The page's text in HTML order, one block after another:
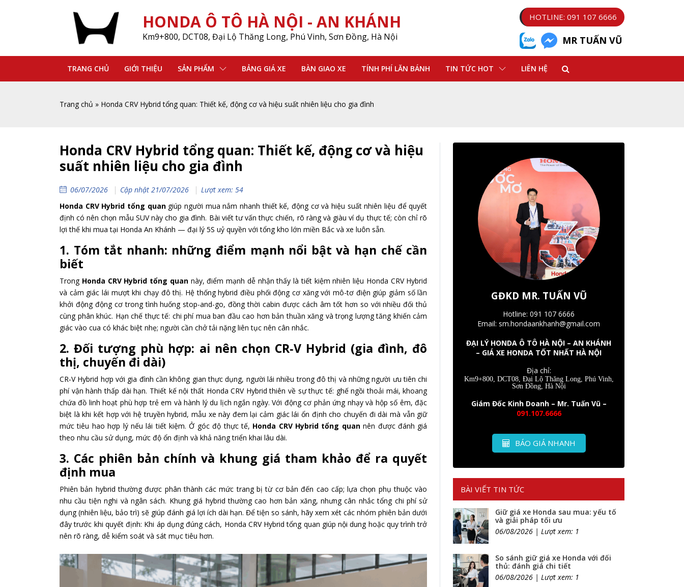
HONDA Ô TÔ HÀ NỘI - AN KHÁNH
Km9+800, DCT08, Đại Lộ Thăng Long, Phú Vinh, Sơn Đồng, Hà Nội
HOTLINE: 091 107 6666
MR TUẤN VŨ
TRANG CHỦ GIỚI THIỆU SẢN PHẨM BẢNG GIÁ XE BÀN GIAO XE TÍNH PHÍ LĂN BÁNH TIN TỨC HOT LIÊN HỆ
Trang chủ » Honda CRV Hybrid tổng quan: Thiết kế, động cơ và hiệu suất nhiên liệu cho gia đình
Honda CRV Hybrid tổng quan: Thiết kế, động cơ và hiệu
suất nhiên liệu cho gia đình
06/07/2026 Cập nhật 21/07/2026
Lượt xem: 54
Honda CRV Hybrid tổng quangiúp người mua nắm nhanh thiết kế, động cơ và hiệu suất nhiên liệu để quyết
định có nên chọn mẫu SUV này cho gia đình. Bài viết tư vấn thực chiến, rõ ràng và giàu ví dụ thực tế; còn chỉ rõ
lợi thế khi mua tại Honda An Khánh — đại lý 5S uỷ quyền với tổng kho lớn miền Bắc và xe luôn sẵn.
1. Tóm tắt nhanh: những điểm mạnh nổi bật và hạn chế cần
biết
Trong Honda CRV Hybrid tổng quannày, điểm mạnh dễ nhận thấy là tiết kiệm nhiên liệu Honda CRV Hybrid
và cảm giác lái mượt khi chạy đô thị. Hệ thống hybrid điều phối động cơ xăng với mô-tơ điện giúp giảm số lần
khởi động động cơ trong tình huống stop-and-go, đồng thời cabin được cách âm tốt hơn so với nhiều đối thủ
cùng phân khúc. Hạn chế thực tế: chi phí mua ban đầu cao hơn bản thuần xăng và trọng lượng tăng khiến cảm
giác vào cua có khác biệt nhẹ; người cần chở tải nặng liên tục nên cân nhắc.
2. Đối tượng phù hợp: ai nên chọn CR‑V Hybrid (gia đình, đô
thị, chuyến đi dài)
CR‑V Hybrid hợp với gia đình cần không gian thực dụng, người lái nhiều trong đô thị và những người ưu tiên chi
phí vận hành thấp dài hạn. Thiết kế nội thất Honda CRV Hybrid thiên về sự thực tế: ghế ngồi thoải mái, khoang
chứa đồ linh hoạt phù hợp trẻ em và hành lý du lịch ngắn ngày. Với động cơ phản ứng nhạy và hộp số êm, đặc
biệt là khi kết hợp với hệ truyền hybrid, mẫu xe này đem lại cảm giác lái ổn định cho chuyến đi dài mà vẫn giữ
mức tiêu hao hợp lý nếu lái tiết kiệm. Ở góc độ thực tế, Honda CRV Hybrid tổng quannên được đánh giá
theo nhu cầu sử dụng, mức độ ổn định và khả năng triển khai lâu dài.
3. Các phiên bản chính và khung giá tham khảo để ra quyết
định mua
Phiên bản hybrid thường được phân thành các mức trang bị từ cơ bản đến cao cấp; lựa chọn phụ thuộc vào
nhu cầu tiện nghi và ngân sách. Khung giá hybrid thường cao hơn bản xăng, nhưng cân nhắc tổng chi phí sử
dụng (nhiên liệu, bảo trì) sẽ giúp đánh giá lợi ích dài hạn. Để tiện so sánh, hãy xem xét các nhóm phiên bản dưới
đây trước khi quyết định: Khi áp dụng đúng cách, Honda CRV Hybrid tổng quan giúp nội dung hoặc quy trình trở
nên rõ ràng, dễ kiểm soát và sát mục tiêu hơn.
GĐKD MR. TUẤN VŨ
Hotline: 091 107 6666
Email: sm.hondaankhanh@gmail.com
ĐẠI LÝ HONDA Ô TÔ HÀ NỘI – AN KHÁNH
– GIÁ XE HONDA TỐT NHẤT HÀ NỘI
Địa chỉ:
Km9+800, DCT08, Đại Lộ Thăng Long, Phú Vinh,
Sơn Đồng, Hà Nội
Giám Đốc Kinh Doanh – Mr. Tuấn Vũ –
091.107.6666
BÁO GIÁ NHANH
BÀI VIẾT TIN TỨC
Giữ giá xe Honda sau mua: yếu tố
và giải pháp tối ưu
06/08/2026 | Lượt xem: 1
So sánh giữ giá xe Honda với đối
thủ: đánh giá chi tiết
06/08/2026 | Lượt xem: 1